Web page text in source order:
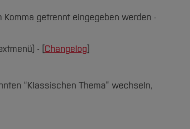
getrennt eingegeben werden -
- [Changelog]
“Klassischen Thema” wechseln,